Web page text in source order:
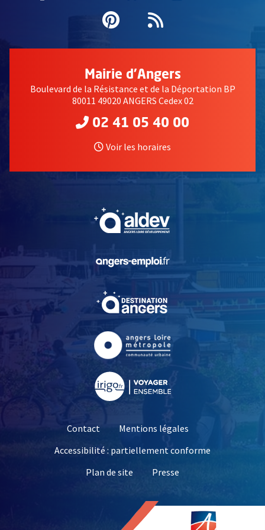
Pinterest
, Ouvre une
Flux RSS
Mairie d'Angers
Boulevard de la Résistance et de la Déportation BP
80011 49020 ANGERS Cedex 02
02 41 05 40 00
Voir les horaires
, Ouvre une nouvelle
, Ouvre une nouvelle
Contact
Mentions légales
Accessibilité : partiellement conforme
Plan de site
Presse